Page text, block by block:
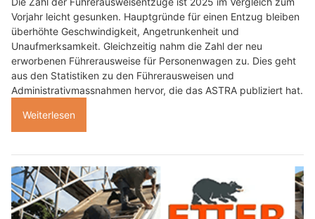
Vorjahr leicht gesunken. Hauptgründe für einen Entzug bleiben
überhöhte Geschwindigkeit, Angetrunkenheit und
Unaufmerksamkeit. Gleichzeitig nahm die Zahl der neu
erworbenen Führerausweise für Personenwagen zu. Dies geht
aus den Statistiken zu den Führerausweisen und
Administrativmassnahmen hervor, die das ASTRA publiziert hat.
Weiterlesen